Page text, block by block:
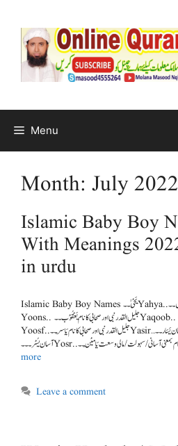
Menu
Month: July 2022
Islamic Baby Boy
With Meanings
in urdu
Islamic Baby Boy Names یَحْیٰ۔۔Yahya..جلیل القدر نبی اور کئی صحابہ کا نام ۔ یُوْنُس۔۔
Yoons.. جلیل القدر نبی اورصحابی کا نام یَعْقُوْب۔۔Yaqoob.. جلیل القدر نبی اور صحابی کا نام یُوْسُف۔۔
Yoosf..جلیل القدر نبی اور صحابی کا نام یَاسِر۔۔Yasir…صحابی کا نام بمعنی آسان یَسَار۔۔Ysaar..کئی صحابہ کا نام بمعنی
more
Leave a comment